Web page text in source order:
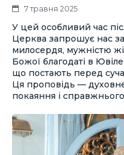
7 травня 2025
У цей особливий час
Церква запрошує нас
милосердя, мужністю
Божої благодаті в
що постають перед
Ця проповідь —
покаяння і